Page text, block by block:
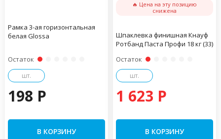
Рамка 3-ая горизонтальная
белая Glossa
Остаток
шт.
198 P
В КОРЗИНУ
🔥 Цена на эту позицию
снижена
Шпаклевка финишная Кнауф
Ротбанд Паста Профи 18 кг (33)
Остаток
шт.
1 623 P
В КОРЗИНУ